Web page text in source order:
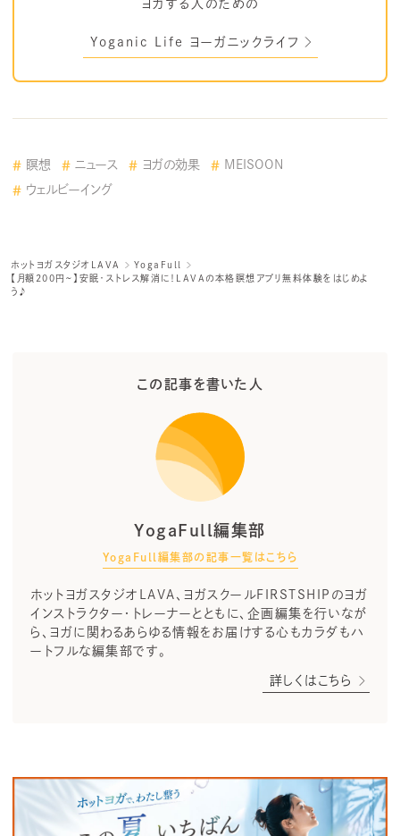
ヨガする人のための
Yoganic Life ヨーガニックライフ
瞑想 ニュース ヨガの効果
MEISOON
ウェルビーイング
ホットヨガスタジオLAVA
YogaFull
【月額200円~】安眠・ストレス解消に！LAVAの本格瞑想アプリ無料体験をはじめよ
う♪
この記事を書いた人
YogaFull編集部
YogaFull編集部の記事一覧はこちら
ホットヨガスタジオLAVA、ヨガスクールFIRSTSHIPのヨガ
インストラクター・トレーナーとともに、企画編集を行いなが
ら、ヨガに関わるあらゆる情報をお届けする心もカラダもハ
ートフルな編集部です。
詳しくはこちら